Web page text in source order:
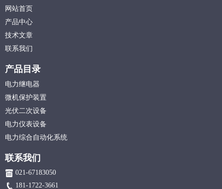
网站首页
产品中心
技术文章
联系我们
产品目录
电力继电器
微机保护装置
光伏二次设备
电力仪表设备
电力综合自动化系统
联系我们
021-67183050
181-1722-3661